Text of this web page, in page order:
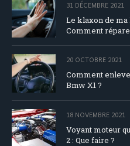
31 DÉCEMBRE 2021
Le klaxon de ma
Comment
20 OCTOBRE 2021
Comment
Bmw X1 ?
18 NOVEMBRE 2021
Voyant moteur
2 : Que faire ?